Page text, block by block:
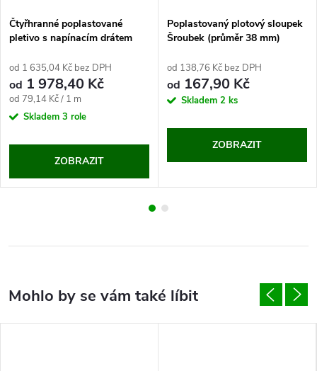
Čtyřhranné poplastované
pletivo s napínacím drátem
od 1 635,04 Kč bez DPH
od 1 978,40 Kč
Měrná
cena:
od 79,14 Kč / 1 m
Skladem 3 role
ZOBRAZIT
Poplastovaný plotový sloupek
Šroubek (průměr 38 mm)
od 138,76 Kč bez DPH
od 167,90 Kč
Skladem 2 ks
ZOBRAZIT